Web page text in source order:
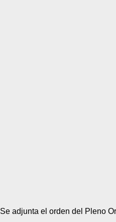
Se adjunta el orden del Pleno